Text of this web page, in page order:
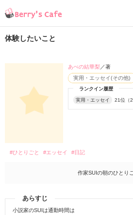
体験したいこと
ランクイン履歴
実用・エッセイ 21位（
実用・エッセイ(その他)
あべの結華梨 ／著
#ひとりごと #エッセイ #日記
作家SUIの朝のひとり
あらすじ
小説家のSUIは通勤時間は